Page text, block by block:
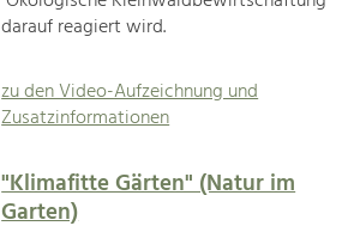
darauf reagiert wird.
zu den Video-Aufzeichnung und
Zusatzinformationen
"Klimafitte Gärten" (Natur im
Garten)